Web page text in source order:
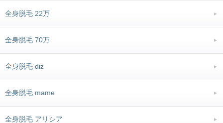
全身脱毛 22万
全身脱毛 70万
全身脱毛 diz
全身脱毛 mame
全身脱毛 アリシア